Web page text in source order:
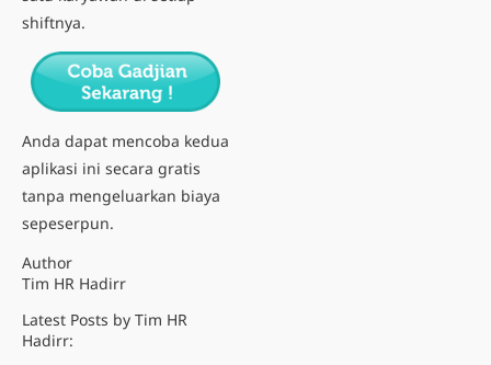
shiftnya.
Anda dapat mencoba kedua
aplikasi ini secara gratis
tanpa mengeluarkan biaya
sepeserpun.
Author
Tim HR Hadirr
Latest Posts by Tim HR
Hadirr: